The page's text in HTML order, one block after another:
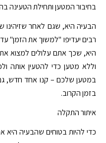
בחיבור המטען ותחילת הטעינה
הבעיה היא, שגם לאחר שזיהינו
רבים יעדיפו "למשוך את הזמן"
היא, שכך אתם עלולים למצוא
וללא מטען כדי להטעין אותה
במטען שלכם – קנו אחד חדש,
בזמן הקרוב.
איתור התקלה
כדי להיות בטוחים שהבעיה היא